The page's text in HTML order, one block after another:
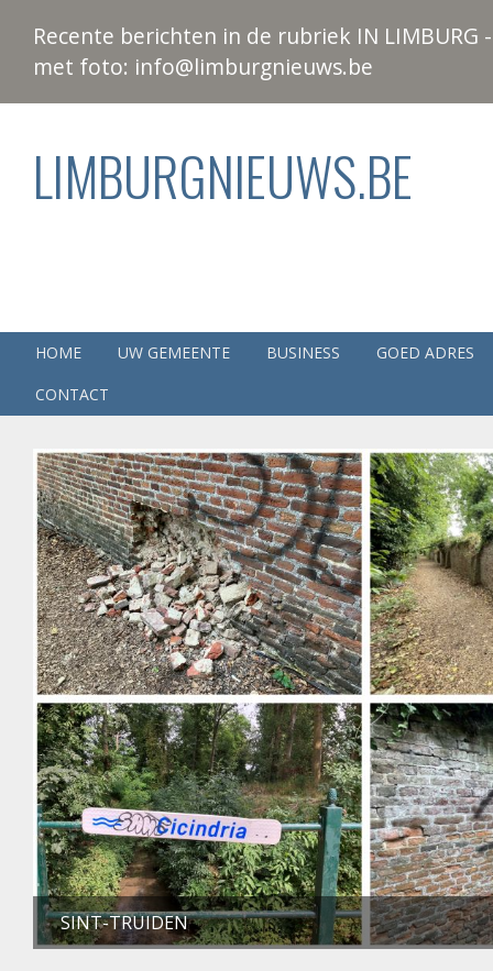
Recente berichten in de rubriek IN
met foto: info@limburgnieuws.be
LIMBURGNIEUWS.BE
HOME UW GEMEENTE BUSINESS
GOED ADRES
CONTACT
SINT-TRUIDEN